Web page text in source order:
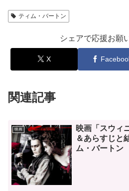
ティム・バートン
シェアで応援お願
X
関連記事
映画
映画「スウィ
＆あらすじと
ム・バートン